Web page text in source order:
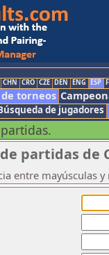
CHN CRO CZE DEN ENG ESP
de torneos
de jugadores
partidas de
entre mayúsculas